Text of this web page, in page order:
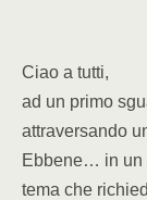
Ciao a tutti,
ad un primo
attraversando
Ebbene… in un
tema che